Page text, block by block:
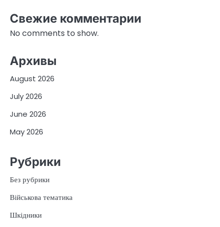
Свежие комментарии
No comments to show.
Архивы
August 2026
July 2026
June 2026
May 2026
Рубрики
Без рубрики
Військова тематика
Шкідники